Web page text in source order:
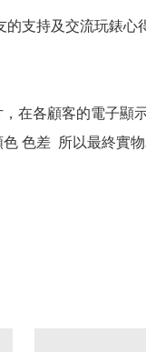
的支持及交流玩錶心
在各顧客的電子顯
色差  所以最終實